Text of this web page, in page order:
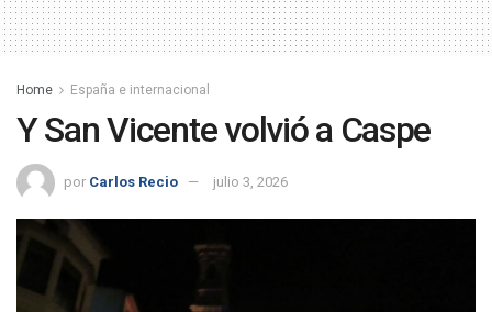
Home España e internacional
Y San Vicente volvió a Caspe
por Carlos Recio julio 3, 2026